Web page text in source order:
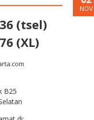
NOV
(tsel)
(XL)
B25